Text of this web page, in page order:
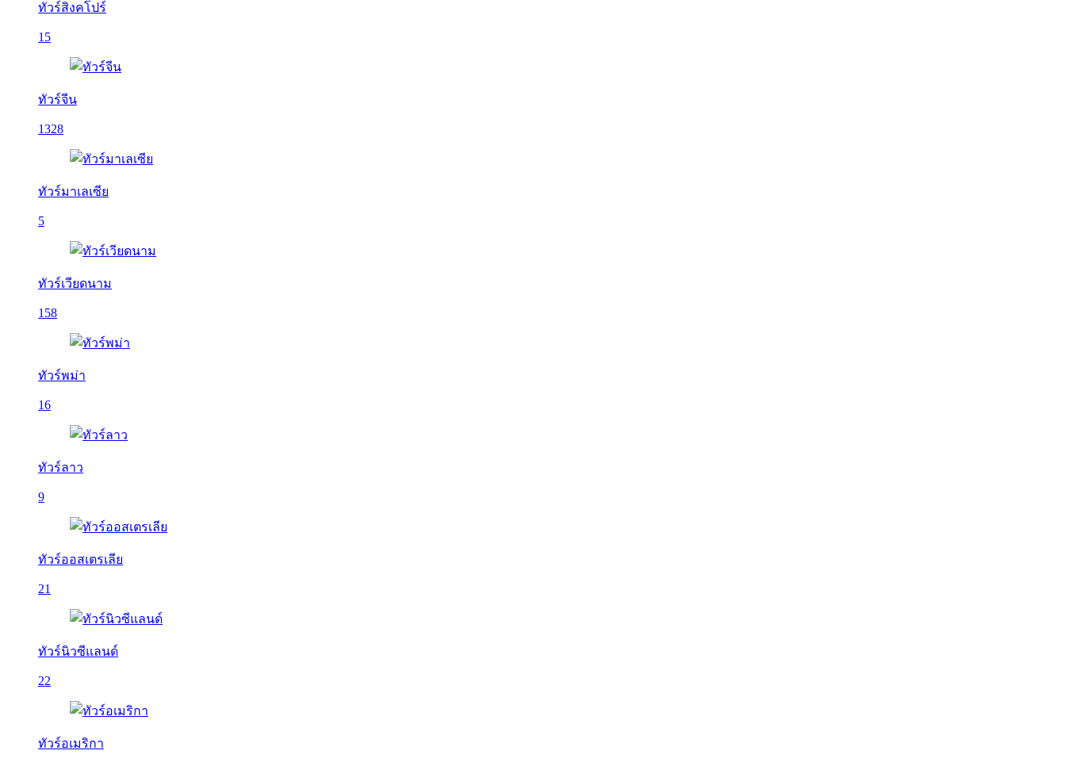
ทัวร์สิงคโปร์
15
ทัวร์จีน
1328
ทัวร์มาเลเซีย
5
ทัวร์เวียดนาม
158
ทัวร์พม่า
16
ทัวร์ลาว
9
ทัวร์ออสเตรเลีย
21
ทัวร์นิวซีแลนด์
22
ทัวร์อเมริกา